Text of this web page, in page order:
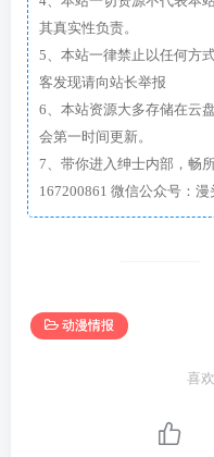
其真实性负责。
5、本站一律禁止以任何方
客发现请向站长举报
6、本站资源大多存储在云
会第一时间更新。
7、带你进入绅士内部，畅
167200861 微信公众号
动漫情报
喜